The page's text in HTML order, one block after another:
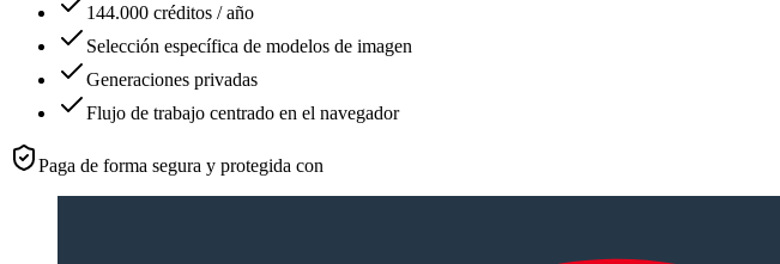
144.000 créditos / año
Selección específica de modelos de imagen
Generaciones privadas
Flujo de trabajo centrado en el navegador
Paga de forma segura y protegida con